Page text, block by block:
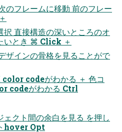
のフレームに移動 前のフレー
択 直接構造の深いところのオ
いとき ⌘ Click ＋
ザインの骨格を見ることがで
codeがわかる ＋ 色コ
codeがわかる Ctrl
クト間の余白を見る を押し
hover Opt